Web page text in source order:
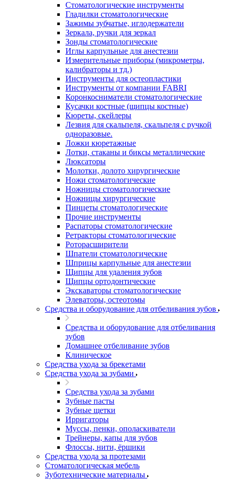
Стоматологические инструменты
Гладилки стоматологические
Зажимы зубчатые, иглодержатели
Зеркала, ручки для зеркал
Зонды стоматологические
Иглы карпульные для анестезии
Измерительные приборы (микрометры,
калибраторы и тд.)
Инструменты для остеопластики
Инструменты от компании FABRI
Коронкосниматели стоматологические
Кусачки костные (щипцы костные)
Кюреты, скейлеры
Лезвия для скальпеля, скальпеля с ручкой
одноразовые.
Ложки кюретажные
Лотки, стаканы и биксы металлические
Люксаторы
Молотки, долото хирургические
Ножи стоматологические
Ножницы стоматологические
Ножницы хирургические
Пинцеты стоматологические
Прочие инструменты
Распаторы стоматологические
Ретракторы стоматологические
Роторасширители
Шпатели стоматологические
Шприцы карпульные для анестезии
Щипцы для удаления зубов
Щипцы ортодонтические
Экскаваторы стоматологические
Элеваторы, остеотомы
Средства и оборудование для отбеливания зубов
Средства и оборудование для отбеливания
зубов
Домашнее отбеливание зубов
Клиническое
Средства ухода за брекетами
Средства ухода за зубами
Средства ухода за зубами
Зубные пасты
Зубные щетки
Ирригаторы
Муссы, пенки, ополаскиватели
Трейнеры, капы для зубов
Флоссы, нити, ёршики
Средства ухода за протезами
Стоматологическая мебель
Зуботехнические материалы